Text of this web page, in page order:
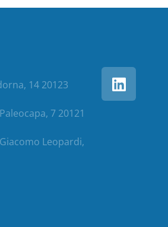
14 20123
7 20121
Giacomo Leopardi,